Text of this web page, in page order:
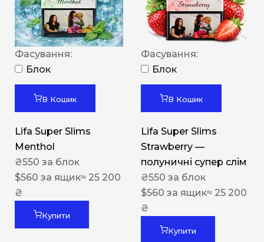
Фасування:
Блок
В Кошик
Lifa Super Slims
Menthol
₴550 за блок
$560 за ящик≈ 25 200
₴
Купити
Фасування:
Блок
В Кошик
Lifa Super Slims
Strawberry —
полуничні супер слім
₴550 за блок
$560 за ящик≈ 25 200
₴
Купити